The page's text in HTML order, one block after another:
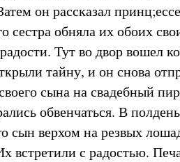
он рассказал
сестра обняла их обоих
Тут во двор вошел
тайну, и он снова
сына на свадебный
обвенчаться. В
сын верхом на резвых
встретили с радостью.